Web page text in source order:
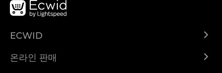
ECWID
도움말 센터
온라인 판매